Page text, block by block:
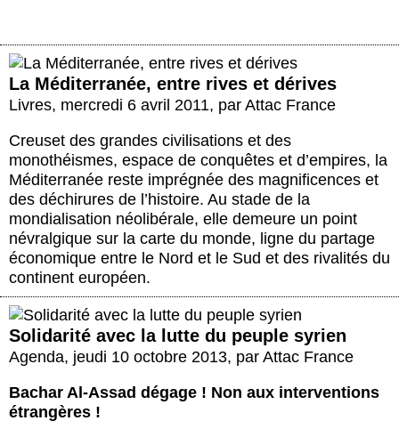
La Méditerranée, entre rives et dérives
Livres, mercredi 6 avril 2011, par Attac France
Creuset des grandes civilisations et des
monothéismes, espace de conquêtes et d’empires, la
Méditerranée reste imprégnée des magnificences et
des déchirures de l’histoire. Au stade de la
mondialisation néolibérale, elle demeure un point
névralgique sur la carte du monde, ligne du partage
économique entre le Nord et le Sud et des rivalités du
continent européen.
Solidarité avec la lutte du peuple syrien
Agenda, jeudi 10 octobre 2013, par Attac France
Bachar Al-Assad dégage ! Non aux interventions
étrangères !